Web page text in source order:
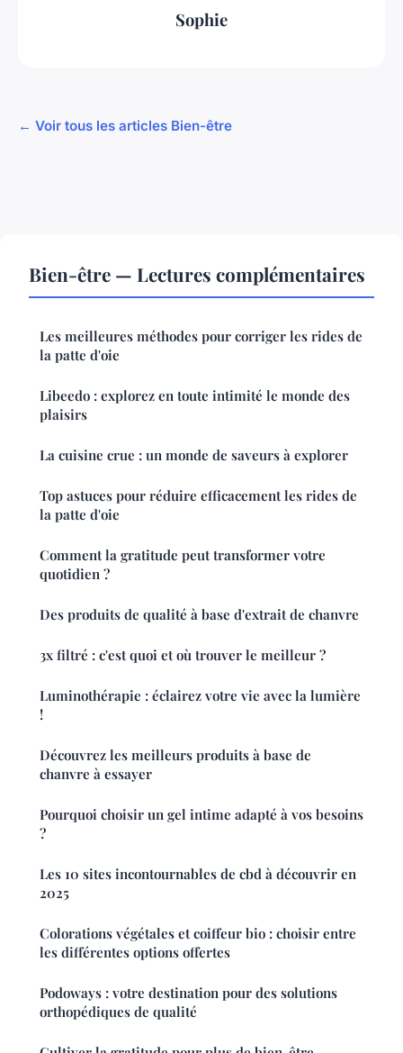
Sophie
← Voir tous les articles Bien-être
Bien-être — Lectures complémentaires
Les meilleures méthodes pour corriger les rides de
la patte d'oie
Libeedo : explorez en toute intimité le monde des
plaisirs
La cuisine crue : un monde de saveurs à explorer
Top astuces pour réduire efficacement les rides de
la patte d'oie
Comment la gratitude peut transformer votre
quotidien ?
Des produits de qualité à base d'extrait de chanvre
3x filtré : c'est quoi et où trouver le meilleur ?
Luminothérapie : éclairez votre vie avec la lumière
!
Découvrez les meilleurs produits à base de
chanvre à essayer
Pourquoi choisir un gel intime adapté à vos besoins
?
Les 10 sites incontournables de cbd à découvrir en
2025
Colorations végétales et coiffeur bio : choisir entre
les différentes options offertes
Podoways : votre destination pour des solutions
orthopédiques de qualité